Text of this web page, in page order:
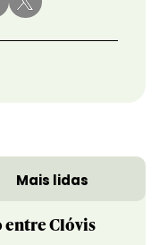
Mais lidas
entre Clóvis